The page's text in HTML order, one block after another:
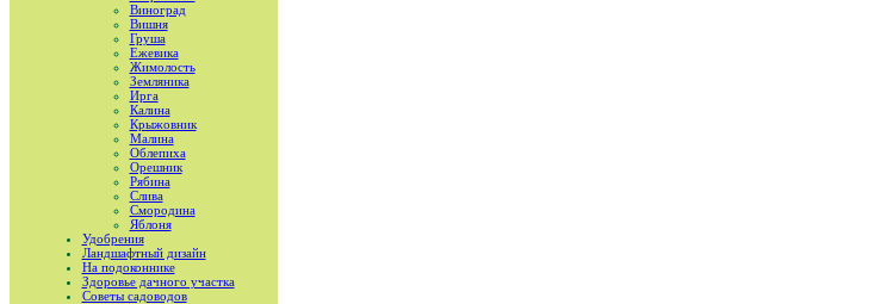
Виноград
Вишня
Груша
Ежевика
Жимолость
Земляника
Ирга
Калина
Крыжовник
Малина
Облепиха
Орешник
Рябина
Слива
Смородина
Яблоня
Удобрения
Ландшафтный дизайн
На подоконнике
Здоровье дачного участка
Советы садоводов